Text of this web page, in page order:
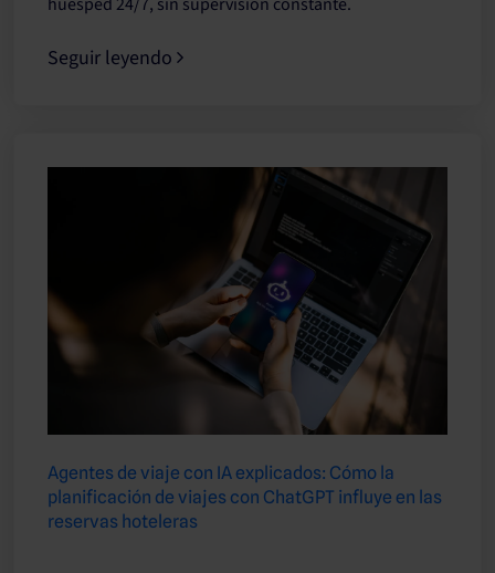
Seguir leyendo
Agentes de viaje con IA explicados: Cómo la
planificación de viajes con ChatGPT influye en las
reservas hoteleras